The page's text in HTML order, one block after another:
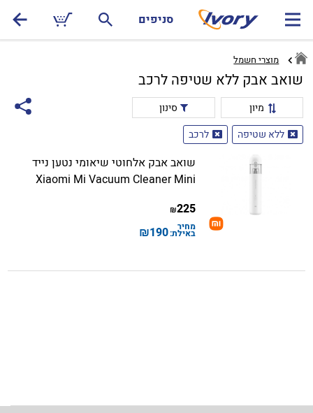
סניפים
מוצרי חשמל
שואב אבק ללא שטיפה לרכב
מיון
סינון
ללא שטיפה
לרכב
שואב אבק אלחוטי שיאומי נטען נייד
Xiaomi Mi Vacuum Cleaner Mini
225
₪
מחיר
באילת:190
₪